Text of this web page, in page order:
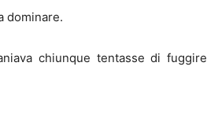
dominare.
chiunque tentasse di fuggire